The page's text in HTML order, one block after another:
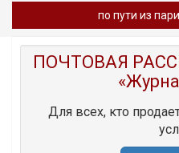
по пути из
ПОЧТОВАЯ
Для всех, кто